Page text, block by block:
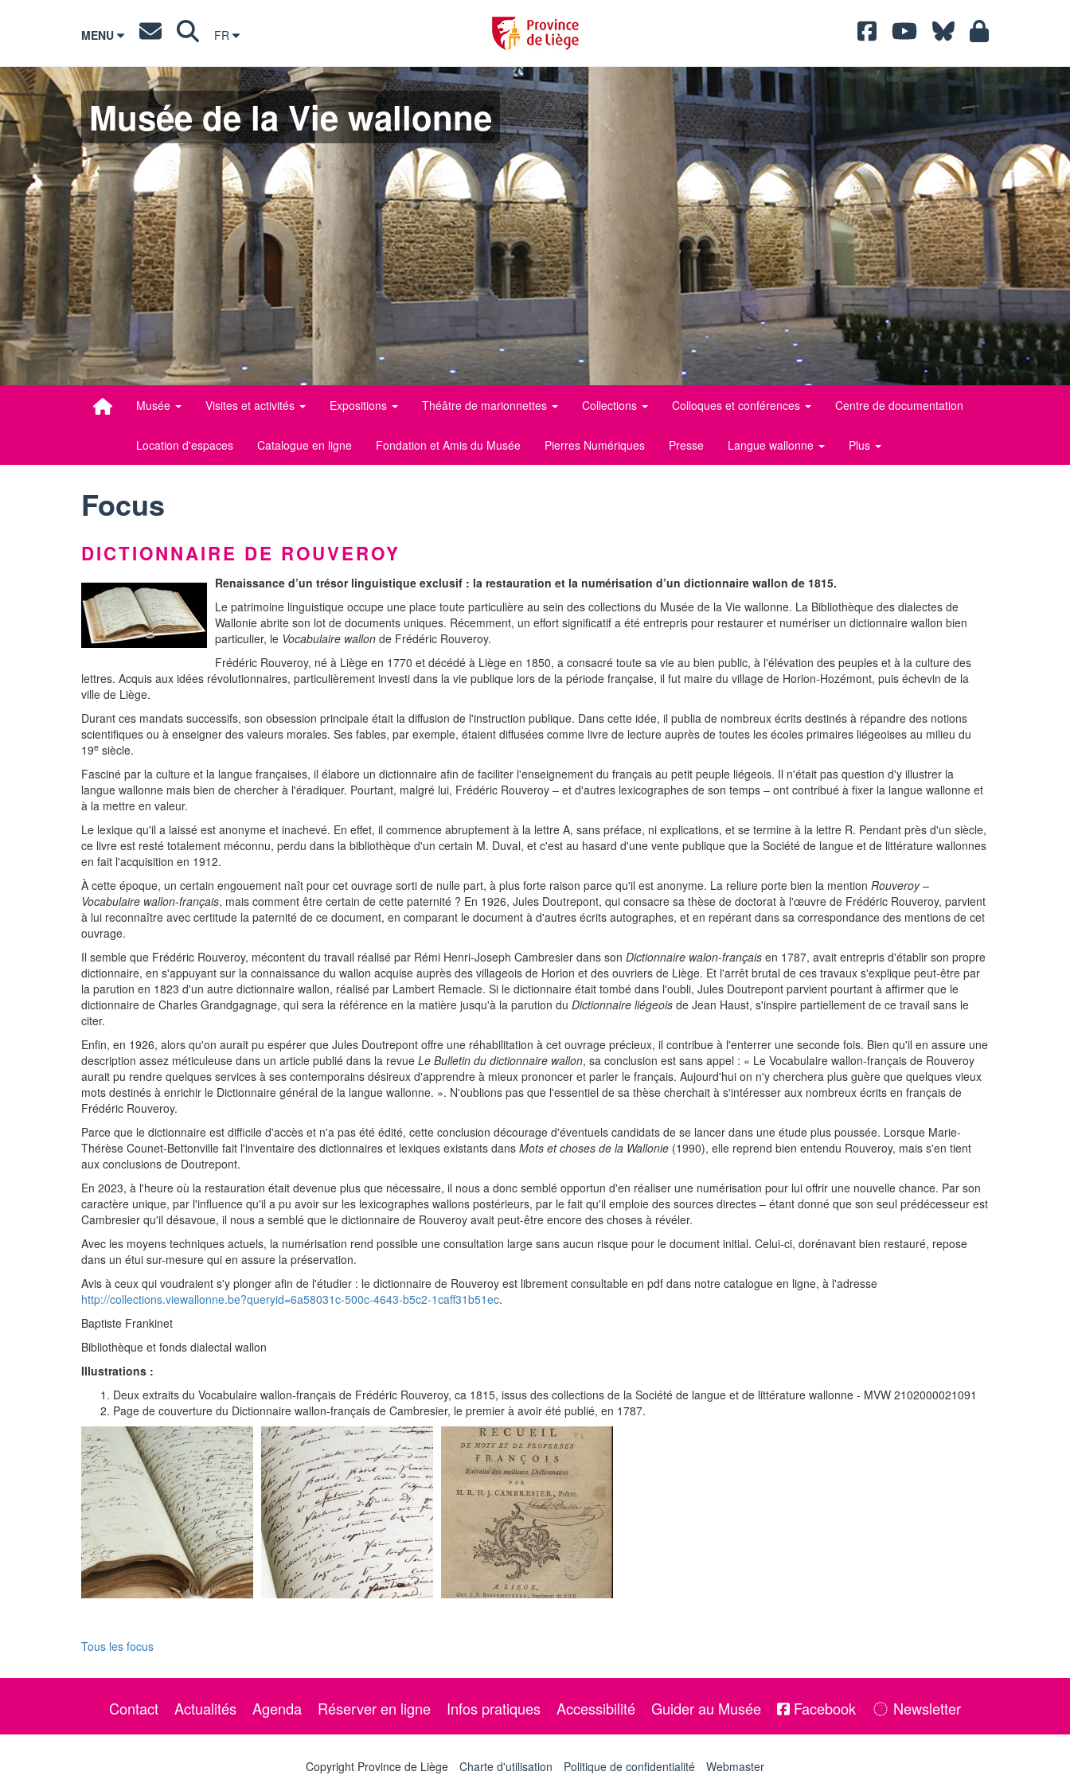
MENU FR
Musée de la Vie wallonne
Musée Visites et activités Expositions Théâtre de marionnettes Collections Colloques et conférences Centre de documentation
Location d'espaces Catalogue en ligne Fondation et Amis du Musée Pierres Numériques Presse Langue wallonne Plus
Focus
DICTIONNAIRE DE ROUVEROY
Renaissance d’un trésor linguistique exclusif : la restauration et la numérisation d’un dictionnaire wallon de 1815.
Le patrimoine linguistique occupe une place toute particulière au sein des collections du Musée de la Vie wallonne. La Bibliothèque des dialectes de
Wallonie abrite son lot de documents uniques. Récemment, un effort significatif a été entrepris pour restaurer et numériser un dictionnaire wallon bien
particulier, le Vocabulaire wallon de Frédéric Rouveroy.
Frédéric Rouveroy, né à Liège en 1770 et décédé à Liège en 1850, a consacré toute sa vie au bien public, à l'élévation des peuples et à la culture des
lettres. Acquis aux idées révolutionnaires, particulièrement investi dans la vie publique lors de la période française, il fut maire du village de Horion-Hozémont, puis échevin de la
ville de Liège.
Durant ces mandats successifs, son obsession principale était la diffusion de l'instruction publique. Dans cette idée, il publia de nombreux écrits destinés à répandre des notions
scientifiques ou à enseigner des valeurs morales. Ses fables, par exemple, étaient diffusées comme livre de lecture auprès de toutes les écoles primaires liégeoises au milieu du
19e siècle.
Fasciné par la culture et la langue françaises, il élabore un dictionnaire afin de faciliter l'enseignement du français au petit peuple liégeois. Il n'était pas question d'y illustrer la
langue wallonne mais bien de chercher à l'éradiquer. Pourtant, malgré lui, Frédéric Rouveroy – et d'autres lexicographes de son temps – ont contribué à fixer la langue wallonne et
à la mettre en valeur.
Le lexique qu'il a laissé est anonyme et inachevé. En effet, il commence abruptement à la lettre A, sans préface, ni explications, et se termine à la lettre R. Pendant près d'un siècle,
ce livre est resté totalement méconnu, perdu dans la bibliothèque d'un certain M. Duval, et c'est au hasard d'une vente publique que la Société de langue et de littérature wallonnes
en fait l'acquisition en 1912.
À cette époque, un certain engouement naît pour cet ouvrage sorti de nulle part, à plus forte raison parce qu'il est anonyme. La reliure porte bien la mention Rouveroy –
Vocabulaire wallon-français, mais comment être certain de cette paternité ? En 1926, Jules Doutrepont, qui consacre sa thèse de doctorat à l'œuvre de Frédéric Rouveroy, parvient
à lui reconnaître avec certitude la paternité de ce document, en comparant le document à d'autres écrits autographes, et en repérant dans sa correspondance des mentions de cet
ouvrage.
Il semble que Frédéric Rouveroy, mécontent du travail réalisé par Rémi Henri-Joseph Cambresier dans son Dictionnaire walon-français en 1787, avait entrepris d'établir son propre
dictionnaire, en s'appuyant sur la connaissance du wallon acquise auprès des villageois de Horion et des ouvriers de Liège. Et l'arrêt brutal de ces travaux s'explique peut-être par
la parution en 1823 d'un autre dictionnaire wallon, réalisé par Lambert Remacle. Si le dictionnaire était tombé dans l'oubli, Jules Doutrepont parvient pourtant à affirmer que le
dictionnaire de Charles Grandgagnage, qui sera la référence en la matière jusqu'à la parution du Dictionnaire liégeois de Jean Haust, s'inspire partiellement de ce travail sans le
citer.
Enfin, en 1926, alors qu'on aurait pu espérer que Jules Doutrepont offre une réhabilitation à cet ouvrage précieux, il contribue à l'enterrer une seconde fois. Bien qu'il en assure une
description assez méticuleuse dans un article publié dans la revue Le Bulletin du dictionnaire wallon, sa conclusion est sans appel : « Le Vocabulaire wallon-français de Rouveroy
aurait pu rendre quelques services à ses contemporains désireux d'apprendre à mieux prononcer et parler le français. Aujourd'hui on n'y cherchera plus guère que quelques vieux
mots destinés à enrichir le Dictionnaire général de la langue wallonne. ». N'oublions pas que l'essentiel de sa thèse cherchait à s'intéresser aux nombreux écrits en français de
Frédéric Rouveroy.
Parce que le dictionnaire est difficile d'accès et n'a pas été édité, cette conclusion décourage d'éventuels candidats de se lancer dans une étude plus poussée. Lorsque Marie-
Thérèse Counet-Bettonville fait l'inventaire des dictionnaires et lexiques existants dans Mots et choses de la Wallonie (1990), elle reprend bien entendu Rouveroy, mais s'en tient
aux conclusions de Doutrepont.
En 2023, à l'heure où la restauration était devenue plus que nécessaire, il nous a donc semblé opportun d'en réaliser une numérisation pour lui offrir une nouvelle chance. Par son
caractère unique, par l'influence qu'il a pu avoir sur les lexicographes wallons postérieurs, par le fait qu'il emploie des sources directes – étant donné que son seul prédécesseur est
Cambresier qu'il désavoue, il nous a semblé que le dictionnaire de Rouveroy avait peut-être encore des choses à révéler.
Avec les moyens techniques actuels, la numérisation rend possible une consultation large sans aucun risque pour le document initial. Celui-ci, dorénavant bien restauré, repose
dans un étui sur-mesure qui en assure la préservation.
Avis à ceux qui voudraient s'y plonger afin de l'étudier : le dictionnaire de Rouveroy est librement consultable en pdf dans notre catalogue en ligne, à l'adresse
http://collections.viewallonne.be?queryid=6a58031c-500c-4643-b5c2-1caff31b51ec.
Baptiste Frankinet
Bibliothèque et fonds dialectal wallon
Illustrations :
Deux extraits du Vocabulaire wallon-français de Frédéric Rouveroy, ca 1815, issus des collections de la Société de langue et de littérature wallonne - MVW 2102000021091
Page de couverture du Dictionnaire wallon-français de Cambresier, le premier à avoir été publié, en 1787.
Tous les focus
Contact Actualités Agenda Réserver en ligne Infos pratiques Accessibilité Guider au Musée Facebook Newsletter
Copyright Province de Liège Charte d'utilisation Politique de confidentialité Webmaster